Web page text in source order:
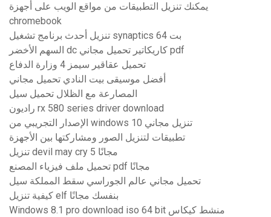
يمكنك تنزيل التطبيقات من مواقع الويب على أجهزة
chromebook
تنزيل أحدث برنامج تشغيل synaptics 64 بت
السهم الأخضر dc كاريكاتير تحميل مجاني pdf
تحميل عقاقير سيمز 4 وزارة الدفاع
أفضل موسيقى بيت النادي تحميل مجاني
المصارعة مع الظلال تحميل سيل
راديون rx 580 series driver download
الإصدار التجريبي من windows 10 تنزيل مجاني
تطبيقات لتنزيل الصور ومشاركتها بين الأجهزة
تنزيل devil may cry 5 مجانًا
تحميل ملف فيزياء المصنع pdf مجانًا
تحميل مجاني عالم الجوراسي سقط المملكة سيل
كيفية تنزيل elf بنفسك مجانًا
Windows 8.1 pro download iso 64 bit منشط كيكاس